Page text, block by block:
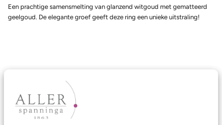
Een prachtige samensmelting van glanzend witgoud met gematteerd
geelgoud. De elegante groef geeft deze ring een unieke uitstraling!
Ons aanbod
Trouwringen